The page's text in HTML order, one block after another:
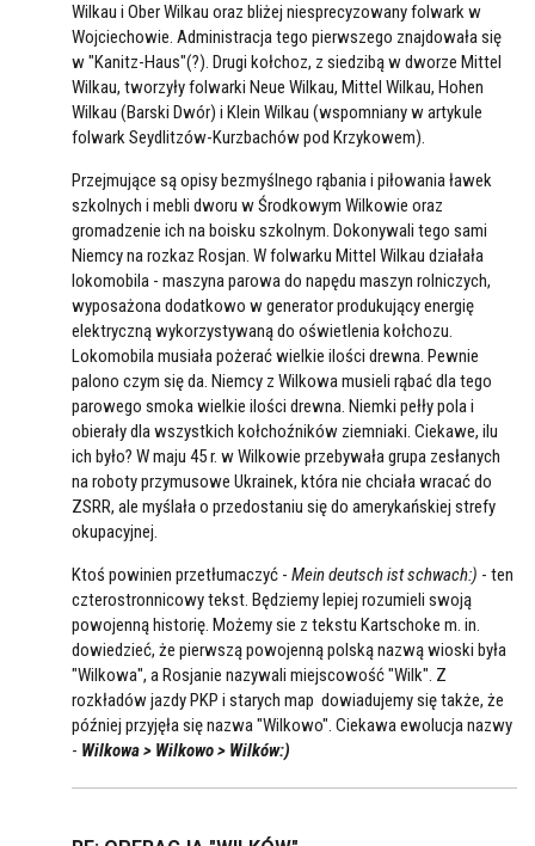
Wilkau i Ober Wilkau oraz bliżej niesprecyzowany folwark w
Wojciechowie. Administracja tego pierwszego znajdowała się
w "Kanitz-Haus"(?). Drugi kołchoz, z siedzibą w dworze Mittel
Wilkau, tworzyły folwarki Neue Wilkau, Mittel Wilkau, Hohen
Wilkau (Barski Dwór) i Klein Wilkau (wspomniany w artykule
folwark Seydlitzów-Kurzbachów pod Krzykowem).
Przejmujące są opisy bezmyślnego rąbania i piłowania ławek
szkolnych i mebli dworu w Środkowym Wilkowie oraz
gromadzenie ich na boisku szkolnym. Dokonywali tego sami
Niemcy na rozkaz Rosjan. W folwarku Mittel Wilkau działała
lokomobila - maszyna parowa do napędu maszyn rolniczych,
wyposażona dodatkowo w generator produkujący energię
elektryczną wykorzystywaną do oświetlenia kołchozu.
Lokomobila musiała pożerać wielkie ilości drewna. Pewnie
palono czym się da. Niemcy z Wilkowa musieli rąbać dla tego
parowego smoka wielkie ilości drewna. Niemki pełły pola i
obierały dla wszystkich kołchoźników ziemniaki. Ciekawe, ilu
ich było? W maju 45 r. w Wilkowie przebywała grupa zesłanych
na roboty przymusowe Ukrainek, która nie chciała wracać do
ZSRR, ale myślała o przedostaniu się do amerykańskiej strefy
okupacyjnej.
Ktoś powinien przetłumaczyć - Mein deutsch ist schwach:) - ten
czterostronnicowy tekst. Będziemy lepiej rozumieli swoją
powojenną historię. Możemy sie z tekstu Kartschoke m. in.
dowiedzieć, że pierwszą powojenną polską nazwą wioski była
"Wilkowa", a Rosjanie nazywali miejscowość "Wilk". Z
rozkładów jazdy PKP i starych map dowiadujemy się także, że
później przyjęła się nazwa "Wilkowo". Ciekawa ewolucja nazwy
- Wilkowa > Wilkowo > Wilków:)